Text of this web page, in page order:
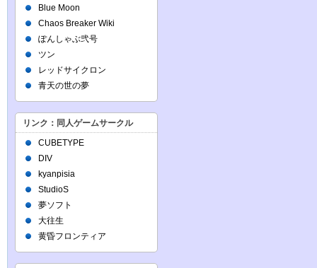
Blue Moon
Chaos Breaker Wiki
ぽんしゃぶ弐号
ツン
レッドサイクロン
青天の世の夢
リンク：同人ゲームサークル
CUBETYPE
DIV
kyanpisia
StudioS
夢ソフト
大往生
黄昏フロンティア